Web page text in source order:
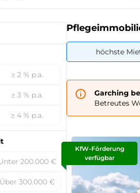
≥ 2 % p.a.
≥ 3 % p.a.
≥ 4 % p.a.
200.000 €
Über 300.000 €
höchste
Garching
Betreutes
KfW-Förderung
verfügbar